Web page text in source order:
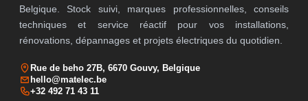
Belgique. Stock suivi, marques professionnelles, conseils
techniques et service réactif pour vos installations,
rénovations, dépannages et projets électriques du quotidien.
Rue de beho 27B, 6670 Gouvy, Belgique
hello@matelec.be
+32 492 71 43 11